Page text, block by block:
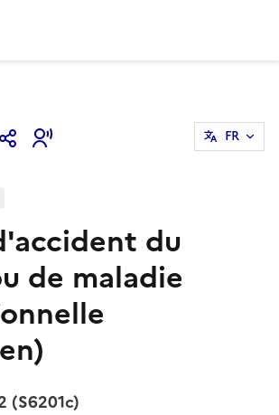
FR
du
de maladie
(S6201c)